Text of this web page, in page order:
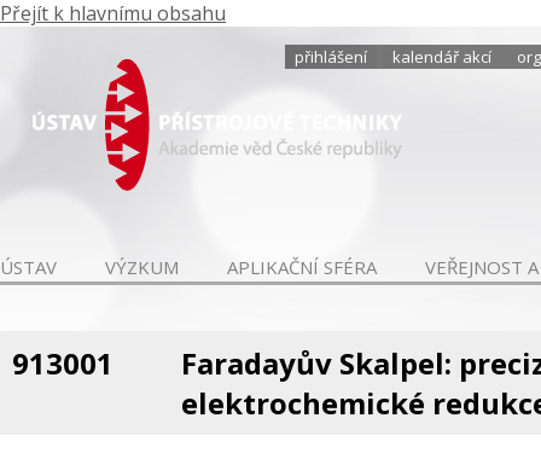
Přejít k hlavnímu obsahu
přihlášení kalendář akcí
ÚSTAV VÝZKUM APLIKAČNÍ SFÉRA VEŘEJNOST
913001
Faradayův Skalpel:
elektrochemické